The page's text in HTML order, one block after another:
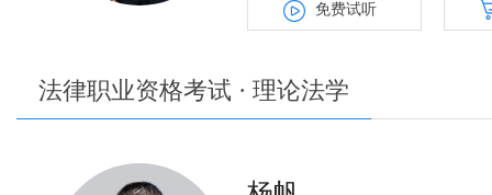
免费试听
法律职业资格考试 · 理论法学